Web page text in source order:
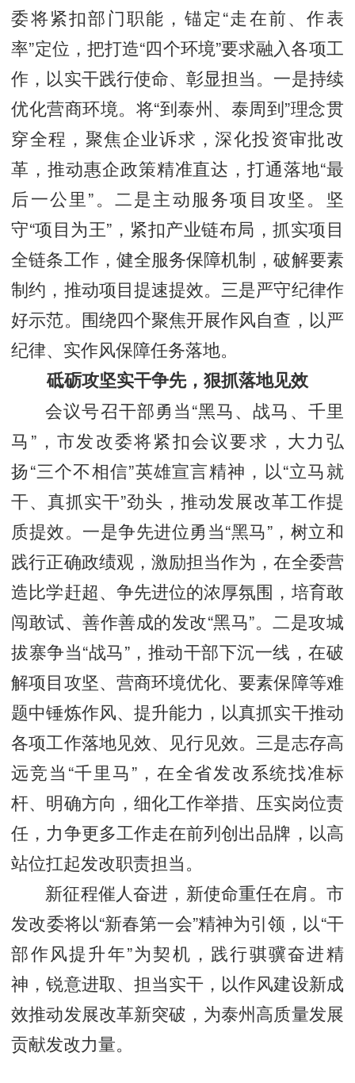
委将紧扣部门职能，锚定“走在前、作表
率”定位，把打造“四个环境”要求融入各项工
作，以实干践行使命、彰显担当。一是持续
优化营商环境。将“到泰州、泰周到”理念贯
穿全程，聚焦企业诉求，深化投资审批改
革，推动惠企政策精准直达，打通落地“最
后一公里”。二是主动服务项目攻坚。坚
守“项目为王”，紧扣产业链布局，抓实项目
全链条工作，健全服务保障机制，破解要素
制约，推动项目提速提效。三是严守纪律作
好示范。围绕四个聚焦开展作风自查，以严
纪律、实作风保障任务落地。
砥砺攻坚实干争先，狠抓落地见效
会议号召干部勇当“黑马、战马、千里
马”，市发改委将紧扣会议要求，大力弘
扬“三个不相信”英雄宣言精神，以“立马就
干、真抓实干”劲头，推动发展改革工作提
质提效。一是争先进位勇当“黑马”，树立和
践行正确政绩观，激励担当作为，在全委营
造比学赶超、争先进位的浓厚氛围，培育敢
闯敢试、善作善成的发改“黑马”。二是攻城
拔寨争当“战马”，推动干部下沉一线，在破
解项目攻坚、营商环境优化、要素保障等难
题中锤炼作风、提升能力，以真抓实干推动
各项工作落地见效、见行见效。三是志存高
远竞当“千里马”，在全省发改系统找准标
杆、明确方向，细化工作举措、压实岗位责
任，力争更多工作走在前列创出品牌，以高
站位扛起发改职责担当。
新征程催人奋进，新使命重任在肩。市
发改委将以“新春第一会”精神为引领，以“干
部作风提升年”为契机，践行骐骥奋进精
神，锐意进取、担当实干，以作风建设新成
效推动发展改革新突破，为泰州高质量发展
贡献发改力量。